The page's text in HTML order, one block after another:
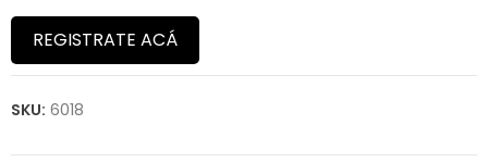
REGISTRATE ACÁ
SKU: 6018